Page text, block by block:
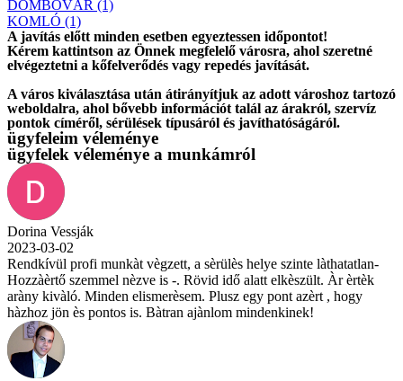
DOMBÓVÁR (1)
KOMLÓ (1)
A javítás előtt minden esetben egyeztessen időpontot!
Kérem kattintson az Önnek megfelelő városra, ahol szeretné
elvégeztetni a kőfelverődés vagy repedés javítását.
A város kiválasztása után átirányítjuk az adott városhoz tartozó
weboldalra, ahol bővebb információt talál az árakról, szervíz
pontok címéről, sérülések típusáról és javíthatóságáról.
ügyfeleim véleménye
ügyfelek véleménye a munkámról
Dorina Vessják
2023-03-02
Rendkívül profi munkàt vègzett, a sèrülès helye szinte làthatatlan-
Hozzàèrtő szemmel nèzve is -. Rövid idő alatt elkèszült. Àr èrtèk
aràny kivàló. Minden elismerèsem. Plusz egy pont azèrt , hogy
hàzhoz jön ès pontos is. Bàtran ajànlom mindenkinek!